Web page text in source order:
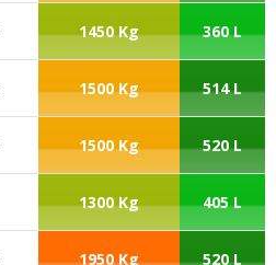
1450 Kg 360 L
1500 Kg 514 L
1500 Kg 520 L
1300 Kg 405 L
1950 Kg 520 L